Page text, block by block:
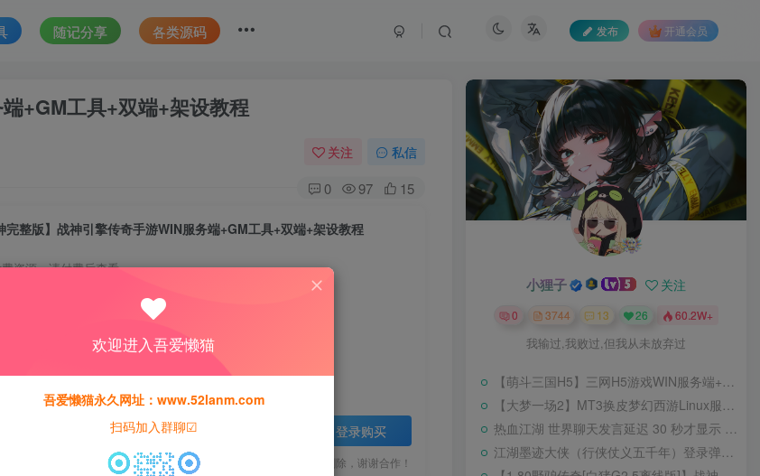
随记分享 各类源码 发布 开通会员
+GM工具+双端+架设教程
关注 私信
0 97 15
完整版】战神引擎传奇手游WIN服务端+GM工具+双端+架设教程
资源，请付费后查看
员猫粮15 钻石会员免费
登录购买
源均为网络收集整理而来，仅供学习研究使用，请在下载后24h内删除，谢谢合作！
小狸子 关注
0 3744 13 26 60.2W+
我输过,我败过,但我从未放弃过
【萌斗三国H5】三网H5游戏WIN服务端+开服清档+GM后台+架设教程
【大梦一场2】MT3换皮梦幻西游Linux服务端+GM后台+源码+双端+架设教程
热血江湖 世界聊天发言延迟 30 秒才显示 BUG 修复教程
江湖墨迹大侠（行侠仗义五千年）登录弹出 WELCOME 提示无法进游戏修复教程
欢迎进入吾爱懒猫
吾爱懒猫永久网址：www.52lanm.com
扫码加入群聊☑